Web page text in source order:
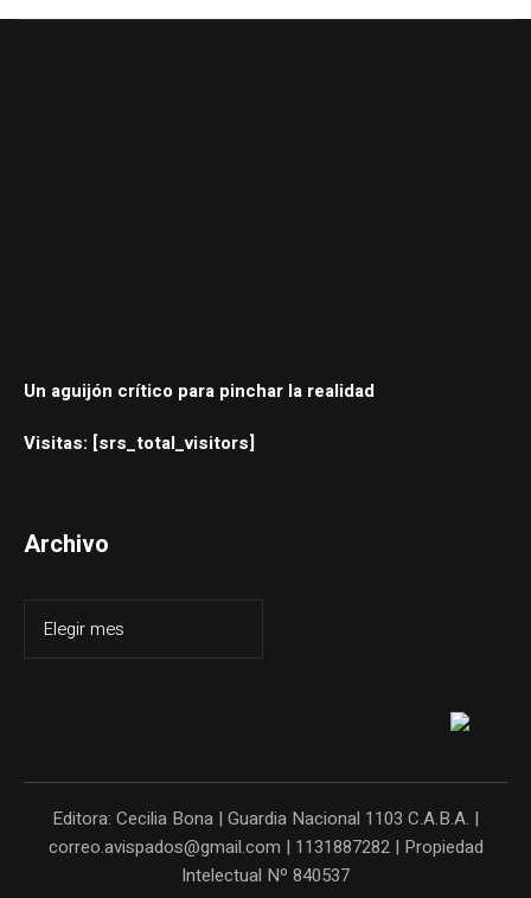
Un aguijón crítico para pinchar la realidad
Visitas: [srs_total_visitors]
Archivo
Editora: Cecilia Bona | Guardia Nacional 1103 C.A.B.A. |
correo.avispados@gmail.com | 1131887282 | Propiedad
Intelectual Nº 840537